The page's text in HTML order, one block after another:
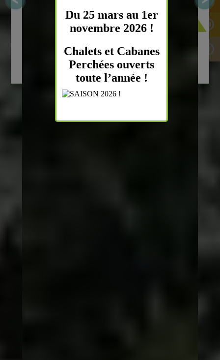
Du 25 mars au 1er
novembre 2026 !
Chalets et Cabanes
Perchées ouverts
toute l’année !